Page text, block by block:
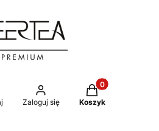
wyszukiwarkę
Zaloguj się
Produkty w
Koszyk